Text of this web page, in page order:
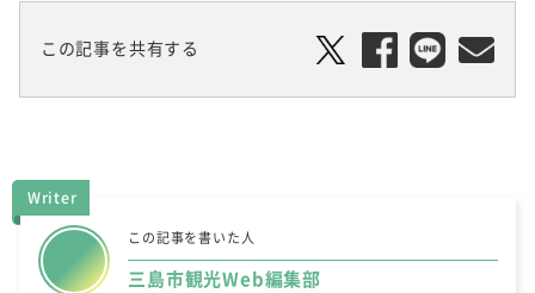
この記事を共有する
Writer
この記事を書いた人
三島市観光Web編集部